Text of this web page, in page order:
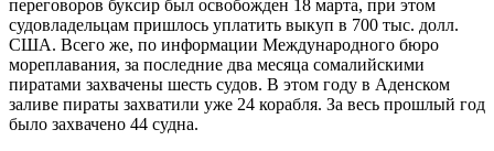
переговоров буксир был освобожден 18 марта, при этом
судовладельцам пришлось уплатить выкуп в 700 тыс. долл.
США. Всего же, по информации Международного бюро
мореплавания, за последние два месяца сомалийскими
пиратами захвачены шесть судов. В этом году в Аденском
заливе пираты захватили уже 24 корабля. За весь прошлый год
было захвачено 44 судна.